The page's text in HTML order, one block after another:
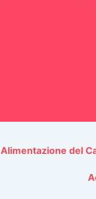
Alimentazione del